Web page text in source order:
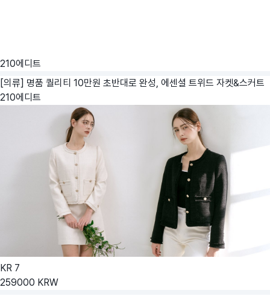
210에디트
[의류] 명품 퀄리티 10만원 초반대로 완성, 에센셜 트위드 자켓&스커트
210에디트
KR 7
259000 KRW